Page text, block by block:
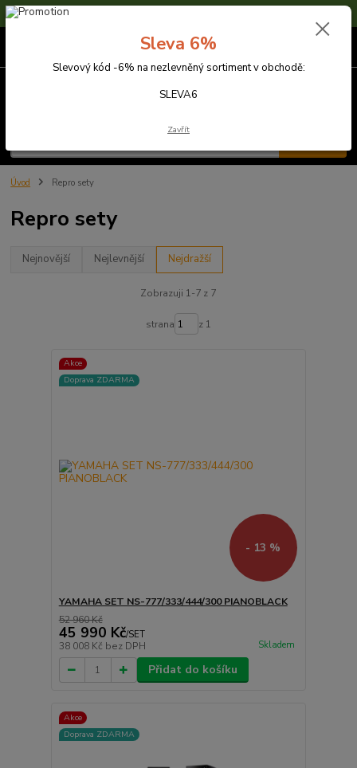
Sleva 6% na nezlevněné zboží s kódem SLEVA6
Úvod Repro sety
Repro sety
Nejnovější Nejlevnější Nejdražší
Zobrazuji 1-7 z 7
strana z 1
Akce
Doprava ZDARMA
- 13 %
YAMAHA SET NS-777/333/444/300 PIANOBLACK
52 960 Kč
45 990 Kč/SET
38 008 Kč bez DPH Skladem
Přidat do košíku
Akce
Doprava ZDARMA
Sleva 6%
Slevový kód -6% na nezlevněný sortiment v obchodě:
SLEVA6
Zavřít